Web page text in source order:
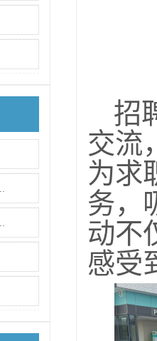
招
交流
为求
务，
动不
感受